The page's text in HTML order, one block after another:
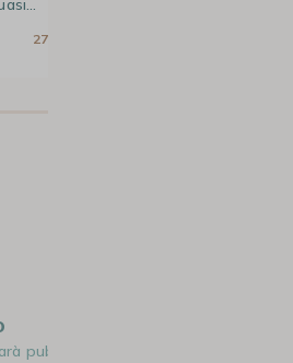
27 Mag 2024
pubblicato. I campi obbligatori sono